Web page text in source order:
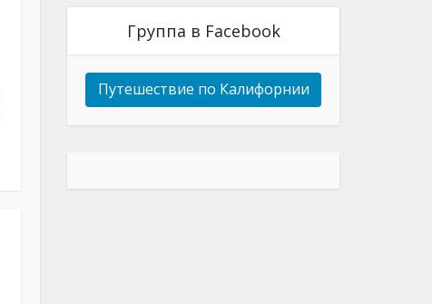
Группа в Facebook
Путешествие по Калифорнии